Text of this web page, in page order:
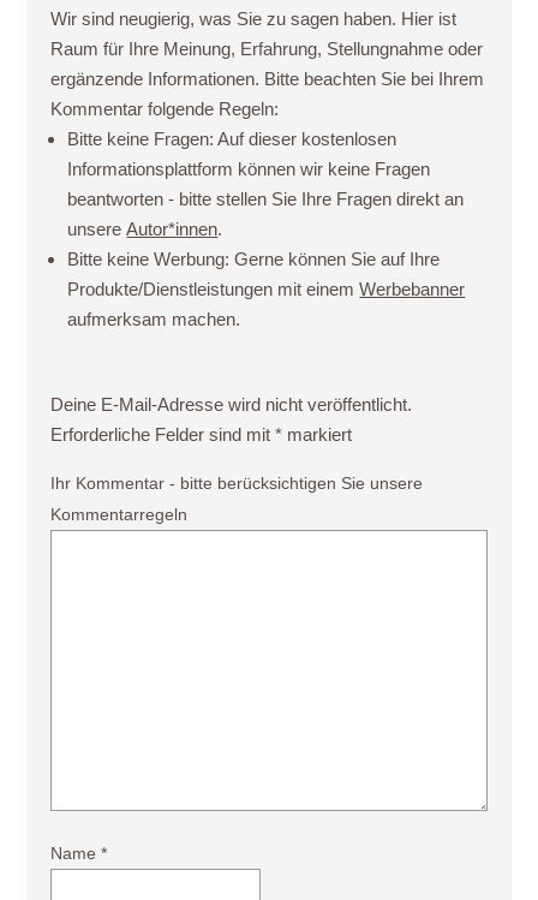
Wir sind neugierig, was Sie zu sagen haben. Hier ist
Raum für Ihre Meinung, Erfahrung, Stellungnahme oder
ergänzende Informationen. Bitte beachten Sie bei Ihrem
Kommentar folgende Regeln:
Bitte keine Fragen: Auf dieser kostenlosen
Informationsplattform können wir keine Fragen
beantworten - bitte stellen Sie Ihre Fragen direkt an
unsereAutor*innen.
Bitte keine Werbung: Gerne können Sie auf Ihre
Produkte/Dienstleistungen mit einemWerbebanner
aufmerksam machen.
Deine E-Mail-Adresse wird nicht veröffentlicht.
Erforderliche Felder sind mit* markiert
Ihr Kommentar - bitte berücksichtigen Sie unsere
Kommentarregeln
Name*